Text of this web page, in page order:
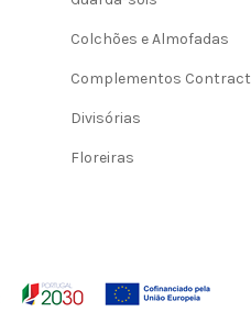
Colchões e Almofadas
Complementos Contract
Divisórias
Floreiras